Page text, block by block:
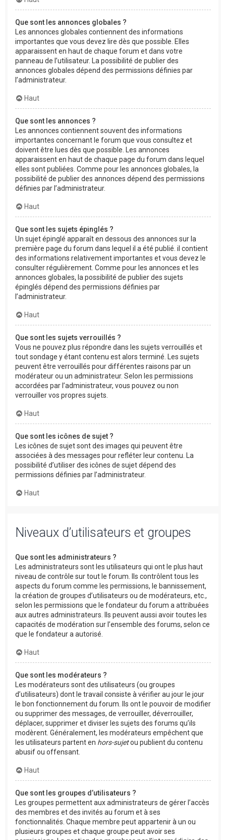
Que sont les annonces globales ?
Les annonces globales contiennent des informations
importantes que vous devez lire dès que possible. Elles
apparaissent en haut de chaque forum et dans votre
panneau de l’utilisateur. La possibilité de publier des
annonces globales dépend des permissions définies par
l’administrateur.
Haut
Que sont les annonces ?
Les annonces contiennent souvent des informations
importantes concernant le forum que vous consultez et
doivent être lues dès que possible. Les annonces
apparaissent en haut de chaque page du forum dans lequel
elles sont publiées. Comme pour les annonces globales, la
possibilité de publier des annonces dépend des permissions
définies par l’administrateur.
Haut
Que sont les sujets épinglés ?
Un sujet épinglé apparaît en dessous des annonces sur la
première page du forum dans lequel il a été publié. il contient
des informations relativement importantes et vous devez le
consulter régulièrement. Comme pour les annonces et les
annonces globales, la possibilité de publier des sujets
épinglés dépend des permissions définies par
l’administrateur.
Haut
Que sont les sujets verrouillés ?
Vous ne pouvez plus répondre dans les sujets verrouillés et
tout sondage y étant contenu est alors terminé. Les sujets
peuvent être verrouillés pour différentes raisons par un
modérateur ou un administrateur. Selon les permissions
accordées par l’administrateur, vous pouvez ou non
verrouiller vos propres sujets.
Haut
Que sont les icônes de sujet ?
Les icônes de sujet sont des images qui peuvent être
associées à des messages pour refléter leur contenu. La
possibilité d’utiliser des icônes de sujet dépend des
permissions définies par l’administrateur.
Haut
Niveaux d’utilisateurs et groupes
Que sont les administrateurs ?
Les administrateurs sont les utilisateurs qui ont le plus haut
niveau de contrôle sur tout le forum. Ils contrôlent tous les
aspects du forum comme les permissions, le bannissement,
la création de groupes d’utilisateurs ou de modérateurs, etc.,
selon les permissions que le fondateur du forum a attribuées
aux autres administrateurs. Ils peuvent aussi avoir toutes les
capacités de modération sur l’ensemble des forums, selon ce
que le fondateur a autorisé.
Haut
Que sont les modérateurs ?
Les modérateurs sont des utilisateurs (ou groupes
d’utilisateurs) dont le travail consiste à vérifier au jour le jour
le bon fonctionnement du forum. Ils ont le pouvoir de modifier
ou supprimer des messages, de verrouiller, déverrouiller,
déplacer, supprimer et diviser les sujets des forums qu’ils
modèrent. Généralement, les modérateurs empêchent que
les utilisateurs partent en hors-sujetou publient du contenu
abusif ou offensant.
Haut
Que sont les groupes d’utilisateurs ?
Les groupes permettent aux administrateurs de gérer l’accès
des membres et des invités au forum et à ses
fonctionnalités. Chaque membre peut appartenir à un ou
plusieurs groupes et chaque groupe peut avoir ses